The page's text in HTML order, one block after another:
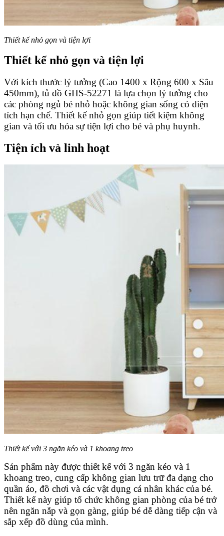
Thiết kế nhỏ gọn và tiện lợi
Thiết kế nhỏ gọn và tiện lợi
Với kích thước lý tưởng (Cao 1400 x Rộng 600 x Sâu
450mm), tủ đồ GHS-52271 là lựa chọn lý tưởng cho
các phòng ngủ bé nhỏ hoặc không gian sống có diện
tích hạn chế. Thiết kế nhỏ gọn giúp tiết kiệm không
gian và tối ưu hóa sự tiện lợi cho bé và phụ huynh.
Tiện ích và linh hoạt
Thiết kế với 3 ngăn kéo và 1 khoang treo
Sản phẩm này được thiết kế với 3 ngăn kéo và 1
khoang treo, cung cấp không gian lưu trữ đa dạng cho
quần áo, đồ chơi và các vật dụng cá nhân khác của bé.
Thiết kế này giúp tổ chức không gian phòng của bé trở
nên ngăn nắp và gọn gàng, giúp bé dễ dàng tiếp cận và
sắp xếp đồ dùng của mình.